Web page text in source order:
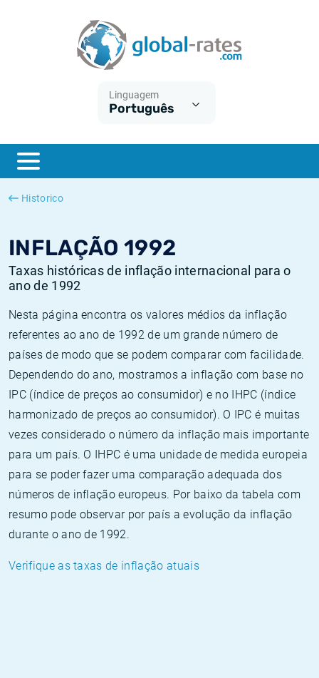
Linguagem
Português
Historico
INFLAÇÃO 1992
Taxas históricas de inflação internacional para o
ano de 1992
Nesta página encontra os valores médios da inflação
referentes ao ano de 1992 de um grande número de
países de modo que se podem comparar com facilidade.
Dependendo do ano, mostramos a inflação com base no
IPC (índice de preços ao consumidor) e no IHPC (índice
harmonizado de preços ao consumidor). O IPC é muitas
vezes considerado o número da inflação mais importante
para um país. O IHPC é uma unidade de medida europeia
para se poder fazer uma comparação adequada dos
números de inflação europeus. Por baixo da tabela com
resumo pode observar por país a evolução da inflação
durante o ano de 1992.
Verifique as taxas de inflação atuais
ESTER
SONIA
O que é a inflação do IPC?
O que é a inflação do IHPC?
Inflação Estados Unidos
Inflação Europa
Taxas Euribor históricas
Taxas ESTER históricas
Taxas SONIA históricas
Taxas TONAR históricas
Calculadora de inflação